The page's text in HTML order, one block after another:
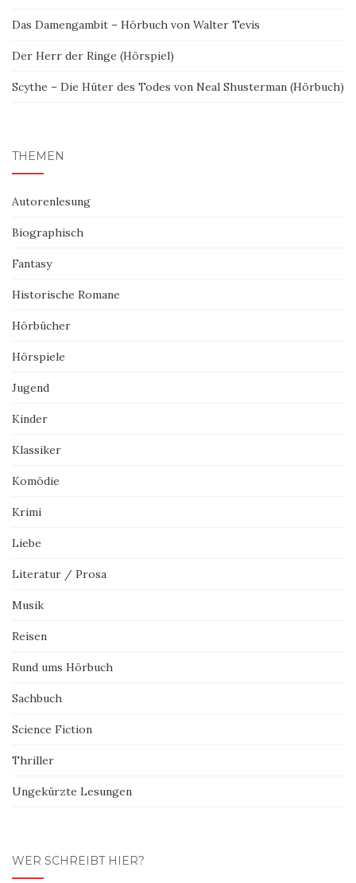
Das Damengambit – Hörbuch von Walter Tevis
Der Herr der Ringe (Hörspiel)
Scythe – Die Hüter des Todes von Neal Shusterman (Hörbuch)
THEMEN
Autorenlesung
Biographisch
Fantasy
Historische Romane
Hörbücher
Hörspiele
Jugend
Kinder
Klassiker
Komödie
Krimi
Liebe
Literatur / Prosa
Musik
Reisen
Rund ums Hörbuch
Sachbuch
Science Fiction
Thriller
Ungekürzte Lesungen
WER SCHREIBT HIER?